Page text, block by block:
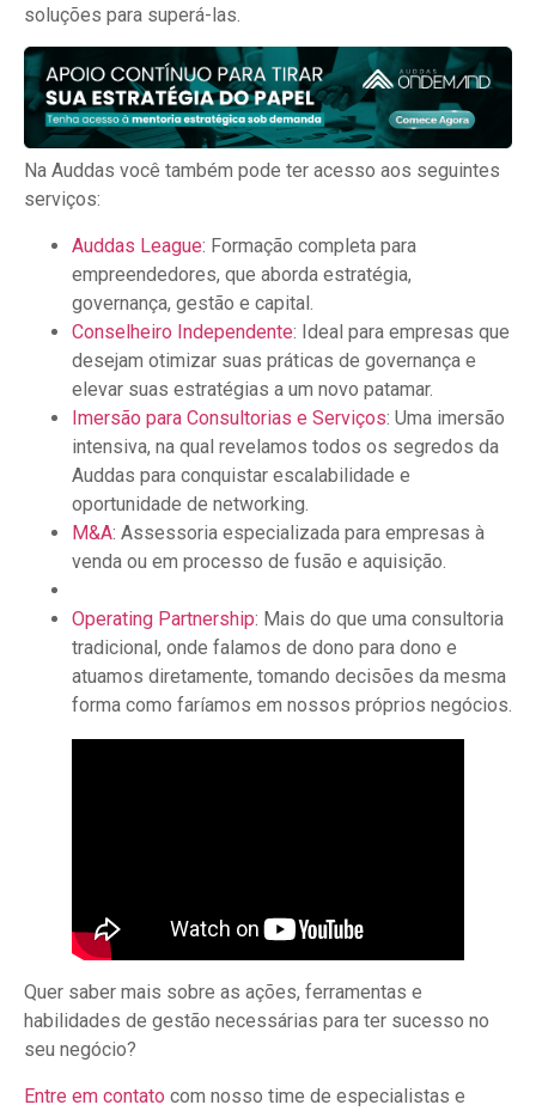
soluções para superá-las.
Na Auddas você também pode ter acesso aos seguintes
serviços:
Auddas League: Formação completa para
empreendedores, que aborda estratégia,
governança, gestão e capital.
Conselheiro Independente: Ideal para empresas que
desejam otimizar suas práticas de governança e
elevar suas estratégias a um novo patamar.
Imersão para Consultorias e Serviços: Uma imersão
intensiva, na qual revelamos todos os segredos da
Auddas para conquistar escalabilidade e
oportunidade de networking.
M&A: Assessoria especializada para empresas à
venda ou em processo de fusão e aquisição.
Operating Partnership: Mais do que uma consultoria
tradicional, onde falamos de dono para dono e
atuamos diretamente, tomando decisões da mesma
forma como faríamos em nossos próprios negócios.
Quer saber mais sobre as ações, ferramentas e
habilidades de gestão necessárias para ter sucesso no
seu negócio?
Entre em contato com nosso time de especialistas e